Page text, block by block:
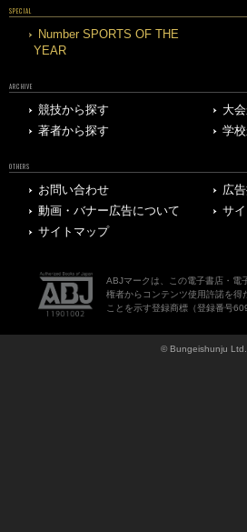
SPECIAL
Number SPORTS OF THE
YEAR
ARCHIVE
競技から探す
大
著者から探す
学
OTHERS
お問い合わせ
広
動画・バナー広告について
サ
サイトマップ
ABJマークは、この電子書店・電
権者からコンテンツ使用許諾を得
ことを示す登録商標（登録番号
© Bungeishunju Ltd.